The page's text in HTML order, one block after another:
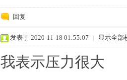
回复
发表于 2020-11-18 01:55:07 | 显示全部
我表示压力很大